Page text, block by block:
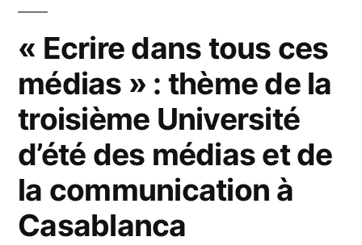
« Ecrire dans tous ces
médias » : thème de la
troisième Université
d’été des médias et de
la communication à
Casablanca